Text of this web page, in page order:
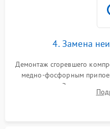
4. Замена
Демонтаж сгоревшего
медно-фосфорным
осушителя. Замена
сломанных заслонок или